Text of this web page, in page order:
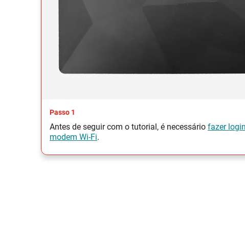
Passo 1
Antes de seguir com o tutorial, é necessário fazer
modem Wi-Fi.